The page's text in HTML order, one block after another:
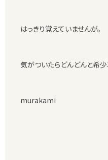
はっきり覚えていませんが。
気がついたらどんどんと希
murakami